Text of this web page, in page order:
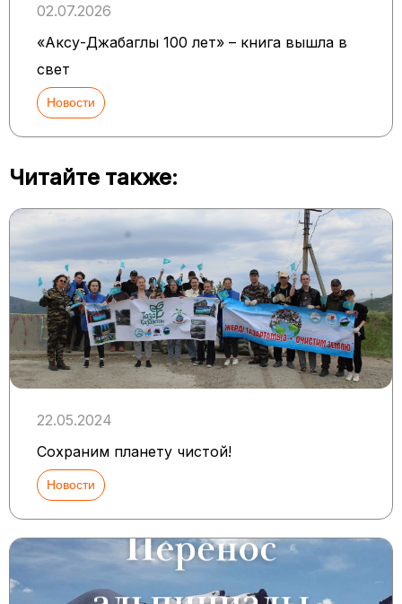
02.07.2026
«Аксу-Джабаглы 100 лет» – книга вышла в
свет
Новости
Читайте также:
22.05.2024
Сохраним планету чистой!
Новости